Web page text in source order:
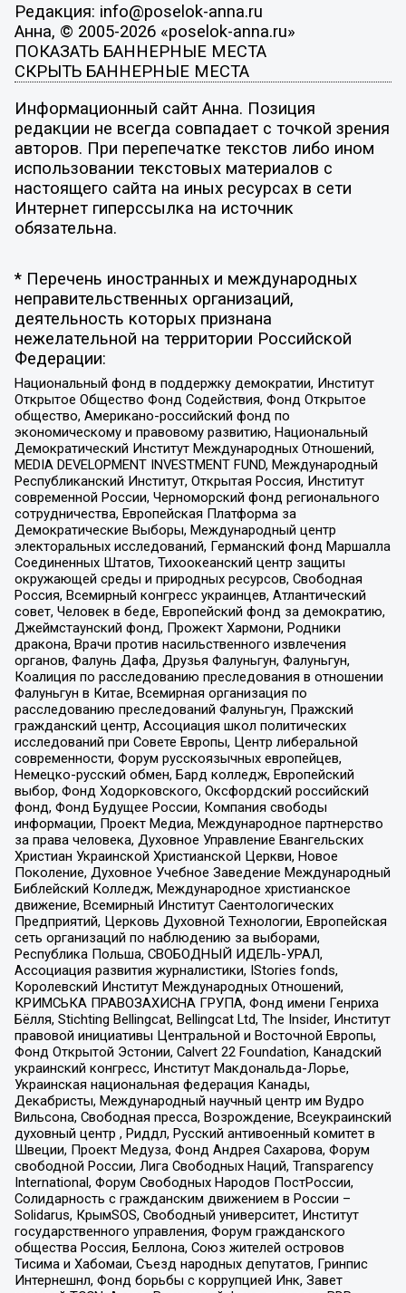
Редакция: info@poselok-anna.ru
Анна, © 2005-2026 «poselok-anna.ru»
ПОКАЗАТЬ БАННЕРНЫЕ МЕСТА
СКРЫТЬ БАННЕРНЫЕ МЕСТА
Информационный сайт Анна. Позиция
редакции не всегда совпадает с точкой зрения
авторов. При перепечатке текстов либо ином
использовании текстовых материалов с
настоящего сайта на иных ресурсах в сети
Интернет гиперссылка на источник
обязательна.
* Перечень иностранных и международных
неправительственных организаций,
деятельность которых признана
нежелательной на территории Российской
Федерации:
Национальный фонд в поддержку демократии, Институт
Открытое Общество Фонд Содействия, Фонд Открытое
общество, Американо-российский фонд по
экономическому и правовому развитию, Национальный
Демократический Институт Международных Отношений,
MEDIA DEVELOPMENT INVESTMENT FUND, Международный
Республиканский Институт, Открытая Россия, Институт
современной России, Черноморский фонд регионального
сотрудничества, Европейская Платформа за
Демократические Выборы, Международный центр
электоральных исследований, Германский фонд Маршалла
Соединенных Штатов, Тихоокеанский центр защиты
окружающей среды и природных ресурсов, Свободная
Россия, Всемирный конгресс украинцев, Атлантический
совет, Человек в беде, Европейский фонд за демократию,
Джеймстаунский фонд, Прожект Хармони, Родники
дракона, Врачи против насильственного извлечения
органов, Фалунь Дафа, Друзья Фалуньгун, Фалуньгун,
Коалиция по расследованию преследования в отношении
Фалуньгун в Китае, Всемирная организация по
расследованию преследований Фалуньгун, Пражский
гражданский центр, Ассоциация школ политических
исследований при Совете Европы, Центр либеральной
современности, Форум русскоязычных европейцев,
Немецко-русский обмен, Бард колледж, Европейский
выбор, Фонд Ходорковского, Оксфордский российский
фонд, Фонд Будущее России, Компания свободы
информации, Проект Медиа, Международное партнерство
за права человека, Духовное Управление Евангельских
Христиан Украинской Христианской Церкви, Новое
Поколение, Духовное Учебное Заведение Международный
Библейский Колледж, Международное христианское
движение, Всемирный Институт Саентологических
Предприятий, Церковь Духовной Технологии, Европейская
сеть организаций по наблюдению за выборами,
Республика Польша, СВОБОДНЫЙ ИДЕЛЬ-УРАЛ,
Ассоциация развития журналистики, IStories fonds,
Королевский Институт Международных Отношений,
КРИМСЬКА ПРАВОЗАХИСНА ГРУПА, Фонд имени Генриха
Бёлля, Stichting Bellingcat, Bellingcat Ltd, The Insider, Институт
правовой инициативы Центральной и Восточной Европы,
Фонд Открытой Эстонии, Calvert 22 Foundation, Канадский
украинский конгресс, Институт Макдональда-Лорье,
Украинская национальная федерация Канады,
Декабристы, Международный научный центр им Вудро
Вильсона, Свободная пресса, Возрождение, Всеукраинский
духовный центр , Риддл, Русский антивоенный комитет в
Швеции, Проект Медуза, Фонд Андрея Сахарова, Форум
свободной России, Лига Свободных Наций, Transparеncy
International, Форум Свободных Народов ПостРоссии,
Солидарность с гражданским движением в России –
Solidarus, КрымSOS, Свободный университет, Институт
государственного управления, Форум гражданского
общества Россия, Беллона, Союз жителей островов
Тисима и Хабомаи, Съезд народных депутатов, Гринпис
Интернешнл, Фонд борьбы с коррупцией Инк, Завет